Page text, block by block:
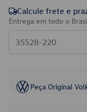
Calcule frete e
Entrega em todo o
Peça Original